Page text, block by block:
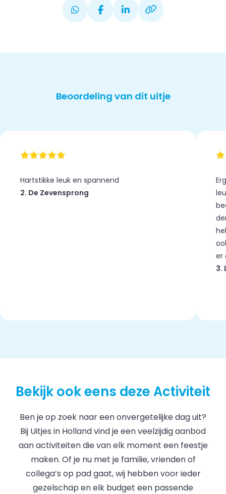
Beoordeling van dit uitje
Hartstikke leuk en spannend
2. De Zevensprong
er
3.
Bekijk ook eens deze Activiteit
Ben je op zoek naar een onvergetelijke dag uit?
Bij Uitjes in Holland vind je een veelzijdig aanbod
aan activiteiten die van elk moment een feestje
maken. Of je nu met je familie, vrienden of
collega’s op pad gaat, wij hebben voor ieder
gezelschap en elk budget een passende